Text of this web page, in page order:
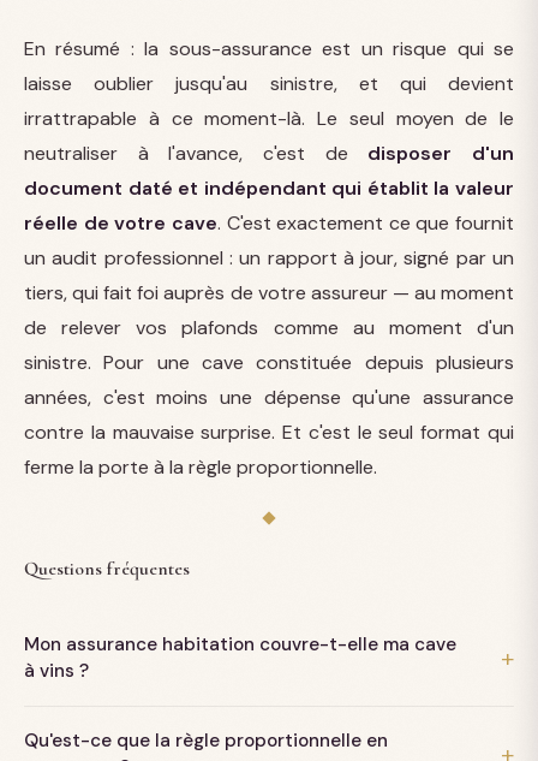
En résumé : la sous-assurance est un risque qui se
laisse oublier jusqu'au sinistre, et qui devient
irrattrapable à ce moment-là. Le seul moyen de le
neutraliser à l'avance, c'est de disposer d'un
document daté et indépendant qui établit la valeur
réelle de votre cave. C'est exactement ce que fournit
un audit professionnel : un rapport à jour, signé par un
tiers, qui fait foi auprès de votre assureur — au moment
de relever vos plafonds comme au moment d'un
sinistre. Pour une cave constituée depuis plusieurs
années, c'est moins une dépense qu'une assurance
contre la mauvaise surprise. Et c'est le seul format qui
ferme la porte à la règle proportionnelle.
Questions fréquentes
Mon assurance habitation couvre-t-elle ma cave
à vins ?
reste souvent bas et varie d'un contrat à l'autre. Pour une
Qu'est-ce que la règle proportionnelle en